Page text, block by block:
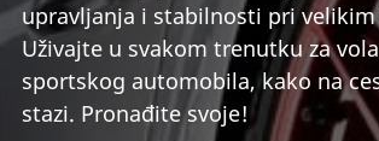
upravljanja i stabilnosti pri velikim
Uživajte u svakom trenutku za
sportskog automobila, kako na
stazi. Pronađite svoje!